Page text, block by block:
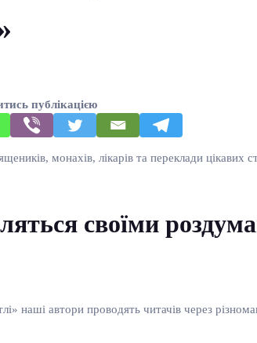
публікацією
монахів, лікарів та переклади цікавих
своїми
наші автори проводять читачів через